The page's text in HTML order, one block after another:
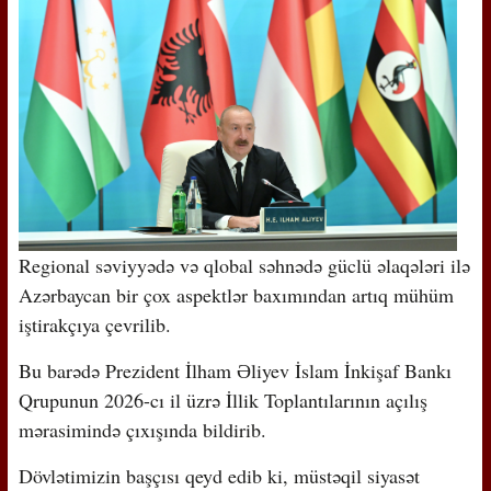
Regional səviyyədə və qlobal səhnədə güclü əlaqələri ilə
Azərbaycan bir çox aspektlər baxımından artıq mühüm
iştirakçıya çevrilib.
Bu barədə Prezident İlham Əliyev İslam İnkişaf Bankı
Qrupunun 2026-cı il üzrə İllik Toplantılarının açılış
mərasimində çıxışında bildirib.
Dövlətimizin başçısı qeyd edib ki, müstəqil siyasət